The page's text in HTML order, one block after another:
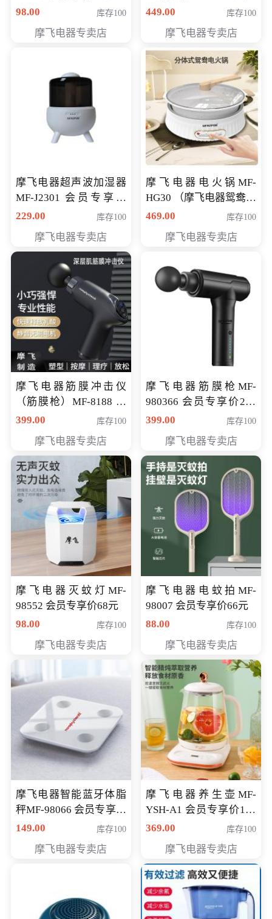
98.00
库存100
摩飞电器专卖店
专享价366元
449.00 库存100
摩飞电器专卖店
摩飞电器超声波加湿器
MF-J2301 会员专享价
168元
229.00 库存100
摩飞电器专卖店
摩飞电器电火锅MF-
HG30 （摩飞电器鸳鸯锅
MF-HG30 ） 会员专享价
469.00 库存100
摩飞电器专卖店
摩飞电器筋膜冲击仪
（筋膜枪）MF-8188 会
员专享价268元
399.00 库存100
摩飞电器专卖店
摩飞电器筋膜枪MF-
980366 会员专享价299
元
399.00 库存100
摩飞电器专卖店
摩飞电器灭蚊灯MF-
98552 会员专享价68元
98.00
库存100
摩飞电器专卖店
摩飞电器电蚊拍MF-
98007 会员专享价66元
88.00
库存100
摩飞电器专卖店
摩飞电器智能蓝牙体脂
秤MF-98066 会员专享价
98元
149.00 库存100
摩飞电器专卖店
摩飞电器养生壶MF-
YSH-A1 会员专享价198
元
369.00 库存100
摩飞电器专卖店